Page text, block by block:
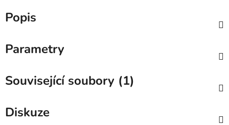
Popis
Parametry
Související soubory (1)
Diskuze